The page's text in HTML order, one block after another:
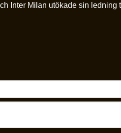
Inter Milan utökade sin ledning